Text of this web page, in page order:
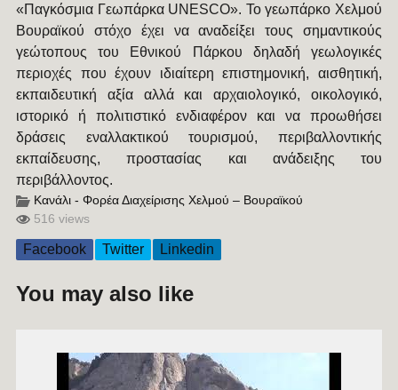
«Παγκόσμια Γεωπάρκα UNESCO». Το γεωπάρκο Χελμού
Βουραϊκού στόχο έχει να αναδείξει τους σημαντικούς
γεώτοπους του Εθνικού Πάρκου δηλαδή γεωλογικές
περιοχές που έχουν ιδιαίτερη επιστημονική, αισθητική,
εκπαιδευτική αξία αλλά και αρχαιολογικό, οικολογικό,
ιστορικό ή πολιτιστικό ενδιαφέρον και να προωθήσει
δράσεις εναλλακτικού τουρισμού, περιβαλλοντικής
εκπαίδευσης, προστασίας και ανάδειξης του
περιβάλλοντος.
Κανάλι - Φορέα Διαχείρισης Χελμού – Βουραϊκού
516 views
Facebook Twitter Linkedin
You may also like